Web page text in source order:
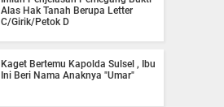
Alas Hak Tanah Berupa Letter
C/Girik/Petok D
Kaget Bertemu Kapolda Sulsel , Ibu
Ini Beri Nama Anaknya "Umar"